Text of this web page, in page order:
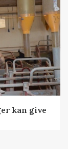
kan give